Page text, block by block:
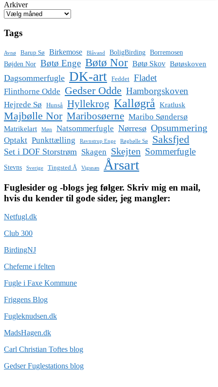
Arkiver
Tags
Avnø Barup Sø Birkemose Blåvand BoligBirding Borremosen
Bøjden Nor Bøtø Enge Bøtø Nor Bøtø Skov Bøtøskoven
Dagsommerfugle DK-art Feddet Fladet
Flinthorne Odde Gedser Odde Hamborgskoven
Hejrede Sø Hunså Hyllekrog Kalløgrå Kratlusk
Majbølle Nor Maribosøerne Maribo Søndersø
Matrikelart Møn Natsommerfugle Nørresø Opsummering
Optakt Punkttælling Ravnstrup Enge Røgbølle Sø Saksfjed
Set i DOF Storstrøm Skagen Skejten Sommerfugle
Stevns Sverige Tingsted Å Vigsnæs Årsart
Fuglesider og -blogs jeg følger. Skriv mig en mail,
hvis du kender til gode sider, jeg mangler:
Netfugl.dk
Club 300
BirdingNJ
Cheferne i felten
Fugle i Faxe Kommune
Friggens Blog
Fugleknudsen.dk
MadsHagen.dk
Carl Christian Toftes blog
Gedser Fuglestations blog